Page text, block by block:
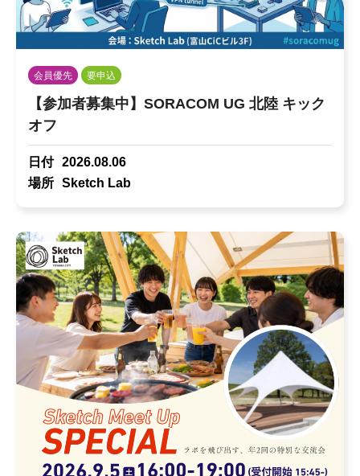
会員優先 要申込
【参加者募集中】SORACOM UG 北陸 キック
オフ
日付 2026.08.06
場所 Sketch Lab